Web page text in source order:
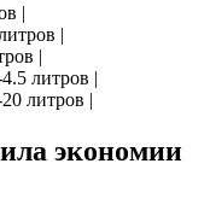
|
|
|
литров |
литров |
экономии